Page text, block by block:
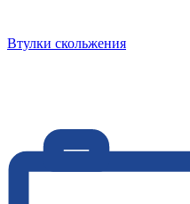
Втулки скольжения